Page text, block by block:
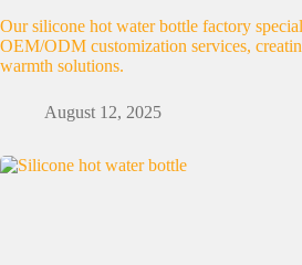
Our silicone hot water bottle factory
OEM/ODM customization services,
warmth solutions.
August 12, 2025